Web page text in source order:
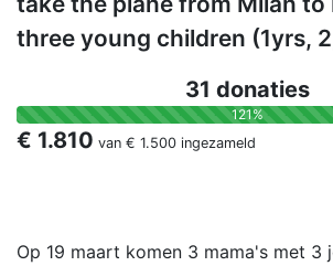
three young children (1yrs,
31 donaties
121%
€ 1.810 van € 1.500 ingezameld
Op 19 maart komen 3 mama's met 3